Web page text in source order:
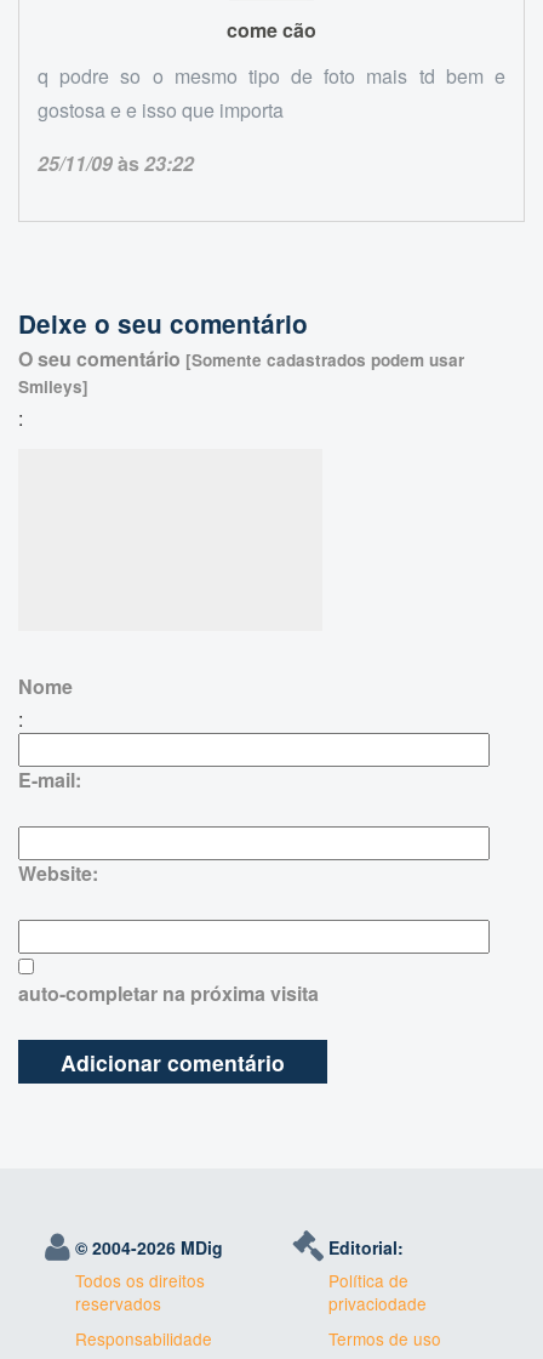
come cão
q podre so o mesmo tipo de foto mais td bem e
gostosa e e isso que importa
25/11/09às23:22
Deixe o seu comentário
O seu comentário [Somente cadastrados podem usar
Smileys]
:
Nome
:
E-mail:
Website:
auto-completar na próxima visita
© 2004-2026 MDig
Todos os direitos
reservados
Responsabilidade
Editorial:
Política de
privaciodade
Termos de uso